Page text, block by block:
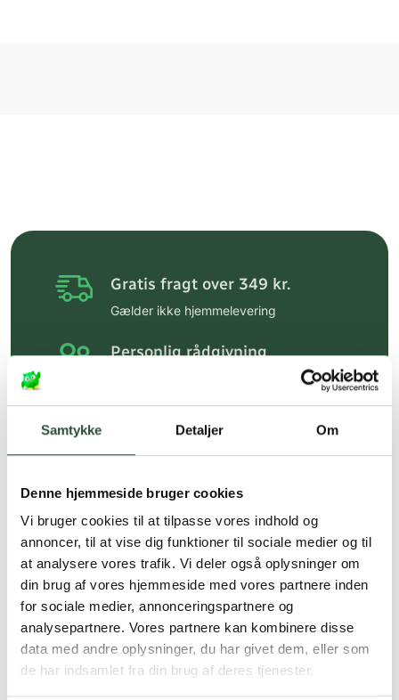
Samtykke Detaljer Om
Denne hjemmeside bruger cookies
Vi bruger cookies til at tilpasse vores indhold og
annoncer, til at vise dig funktioner til sociale medier og til
at analysere vores trafik. Vi deler også oplysninger om
din brug af vores hjemmeside med vores partnere inden
for sociale medier, annonceringspartnere og
analysepartnere. Vores partnere kan kombinere disse
data med andre oplysninger, du har givet dem, eller som
de har indsamlet fra din brug af deres tjenester.
Gratis fragt over 349 kr.
Gælder ikke hjemmelevering
Personlig rådgivning
Hurtig levering (30 min. i Kbh)
Faste lave priser*
*Gælder ikke ernæringsprodukter.
Stort udvalg af kendte
produkter
Vi tilbyder et stort udvalg af kendte
cremer, vitaminer og andre spændende
produkter – altid til fast lav pris.
Læs mere om Uglecare.dk her